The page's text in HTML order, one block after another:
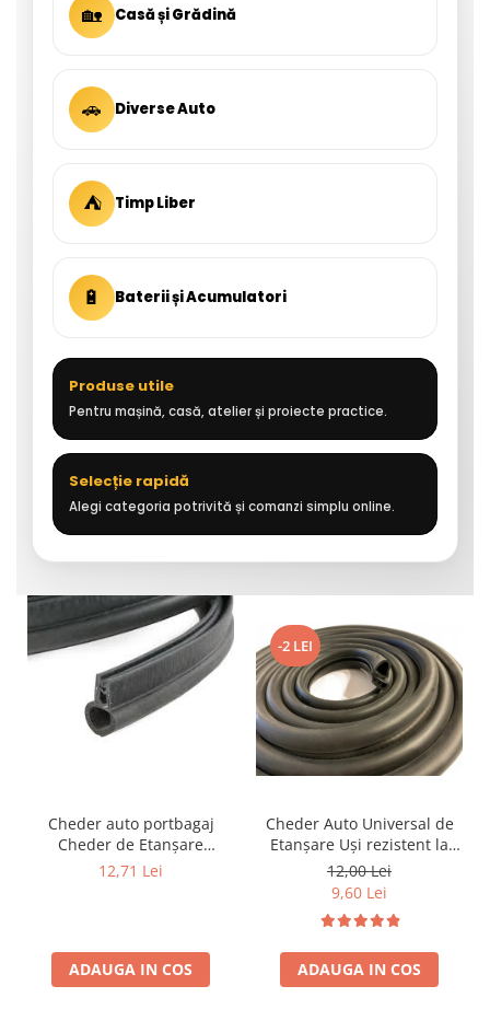
🏡 Casă și Grădină
🚗 Diverse Auto
⛺ Timp Liber
🔋 Baterii și Acumulatori
Produse utile
Pentru mașină, casă, atelier și proiecte practice.
Selecție rapidă
Alegi categoria potrivită și comanzi simplu online.
Cheder auto portbagaj
Cheder de Etanșare
Profesional din Cauciuc -
Liniar
12,71 Lei
ADAUGA IN COS
-2 LEI
Cheder Auto Universal de
Etanșare Uși rezistent la
intemperii, raze UV,
îmbătrânire și temperaturi
extreme
12,00 Lei
9,60 Lei
ADAUGA IN COS